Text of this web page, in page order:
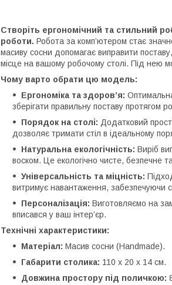
Створіть ергономічний та стильний
роботи. Робота за комп’ютером стає
масиву сосни допомагає виправити
місце на вашому робочому столі. Під нею
Чому варто обрати цю модель:
Ергономіка та здоров’я:
зберігати правильну поставу протягом
Порядок на столі: Додатковий
дозволяє тримати стіл в ідеальному
Натуральна екологічність: Виріб
воском. Це екологічно чисте, безпечне
Універсальність та міцність:
витримує навантаження, забезпечуючи
Персоналізація: Виготовляємо на
вписався у ваш інтер’єр.
Технічні характеристики:
Матеріал: Масив сосни (Handmade).
Габарити столика: 110 х 20 х 14 см.
Довжина простору під поличкою: